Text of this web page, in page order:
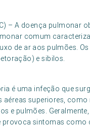
– A doença pulmonar
comum
de ar aos pulmões.
e sibilos.
é uma infeção que
aéreas superiores,
e pulmões.
sintomas como